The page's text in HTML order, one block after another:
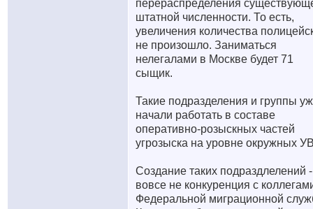
перераспределения
штатной численности. То есть,
увеличения количества
не произошло. Заниматься
нелегалами в Москве будет 71
сыщик.
Такие подразделения и группы
начали работать в составе
оперативно-розыскных частей
угрозыска на уровне окружных
Создание таких подраздлелений -
вовсе не конкуренция с
Федеральной миграционной